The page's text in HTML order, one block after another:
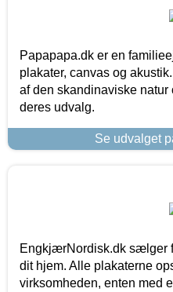
Papapapa.dk er en
plakater, canvas og
af den skandinaviske
deres udvalg.
Se udvalget
EngkjærNordisk.dk sælger
dit hjem. Alle plakaterne
virksomheden, enten med